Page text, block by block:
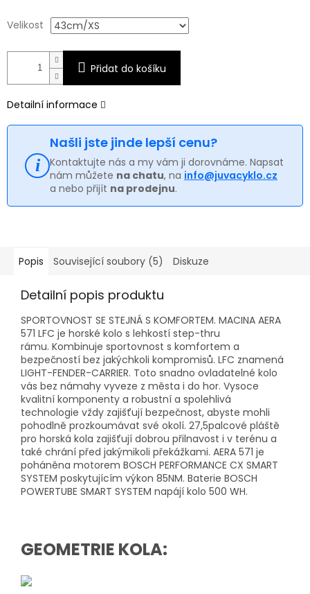
Velikost
Přidat do košíku
Detailní informace
Našli jste jinde lepší cenu?
Kontaktujte nás a my vám ji dorovnáme. Napsat
nám můžete na chatu, na info@juvacyklo.cz
a nebo přijít na prodejnu.
Popis Související soubory (5) Diskuze
Detailní popis produktu
SPORTOVNOST SE STEJNÁ S KOMFORTEM. MACINA AERA
571 LFC je horské kolo s lehkostí step-thru
rámu. Kombinuje sportovnost s komfortem a
bezpečností bez jakýchkoli kompromisů. LFC znamená
LIGHT-FENDER-CARRIER. Toto snadno ovladatelné kolo
vás bez námahy vyveze z města i do hor. Vysoce
kvalitní komponenty a robustní a spolehlivá
technologie vždy zajišťují bezpečnost, abyste mohli
pohodlně prozkoumávat své okolí. 27,5palcové pláště
pro horská kola zajišťují dobrou přilnavost i v terénu a
také chrání před jakýmikoli překážkami. AERA 571 je
poháněna motorem BOSCH PERFORMANCE CX SMART
SYSTEM poskytujícím výkon 85NM. Baterie BOSCH
POWERTUBE SMART SYSTEM napájí kolo 500 WH.
GEOMETRIE KOLA: